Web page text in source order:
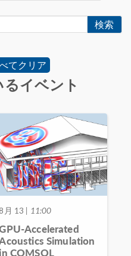
検索
てクリア
イベント
8月 13 | 11:00
Accelerated
Simulation
COMSOL